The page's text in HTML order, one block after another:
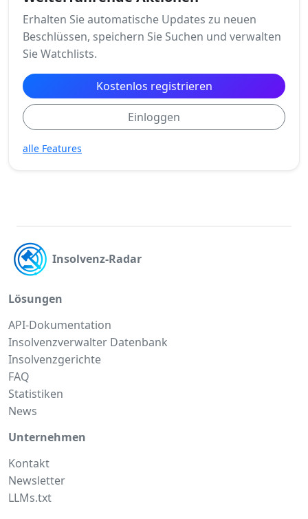
Erhalten Sie automatische Updates zu neuen
Beschlüssen, speichern Sie Suchen und verwalten
Sie Watchlists.
Kostenlos registrieren
Einloggen
alle Features
Insolvenz-Radar
Lösungen
API-Dokumentation
Insolvenzverwalter Datenbank
Insolvenzgerichte
FAQ
Statistiken
News
Unternehmen
Kontakt
Newsletter
LLMs.txt